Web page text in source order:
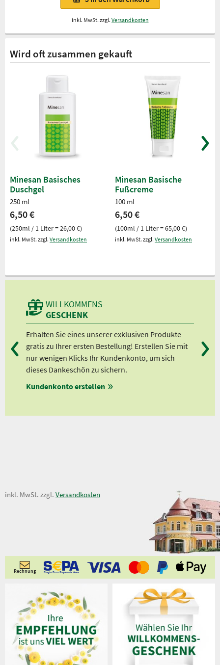
inkl. MwSt. zzgl. Versandkosten
Wird oft zusammen gekauft
Minesan Basisches
Duschgel
250 ml
6,50 €
(250ml / 1 Liter = 26,00 €)
inkl. MwSt. zzgl. Versandkosten
Minesan Basische
Fußcreme
100 ml
6,50 €
(100ml / 1 Liter = 65,00 €)
inkl. MwSt. zzgl. Versandkosten
WILLKOMMENS-
GESCHENK
Erhalten Sie eines unserer exklusiven Produkte
gratis zu Ihrer ersten Bestellung! Erstellen Sie mit
nur wenigen Klicks Ihr Kundenkonto, um sich
dieses Dankeschön zu sichern.
Kundenkonto erstellen
Ab
7,50 €
inkl. MwSt. zzgl. Versandkosten
Rechnung